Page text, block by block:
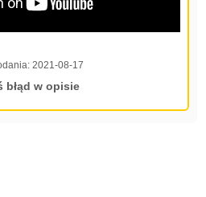
2021-08-17
błąd w opisie